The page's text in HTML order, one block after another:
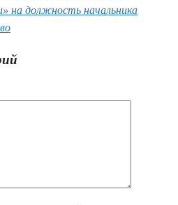
на должность начальника